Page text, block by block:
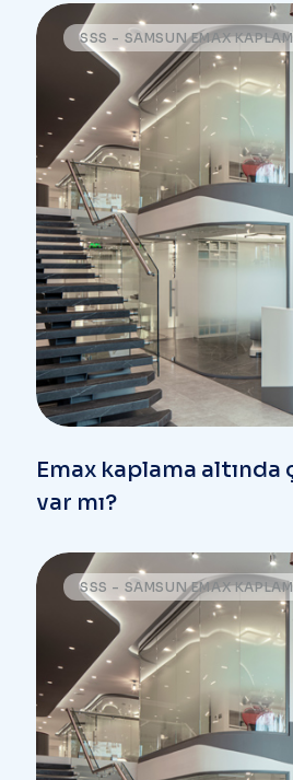
SSS - SAMSUN EMAX
Emax kaplama altında
var mı?
SSS - SAMSUN EMAX